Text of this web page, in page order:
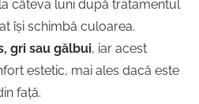
câteva luni după tratamentul
își schimbă culoarea.
gri sau gălbui, iar acest
estetic, mai ales dacă este
față.